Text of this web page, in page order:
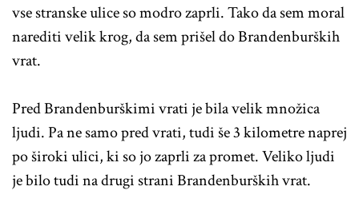
vse stranske ulice so modro zaprli. Tako da sem moral
narediti velik krog, da sem prišel do Brandenburških
vrat.
Pred Brandenburškimi vrati je bila velik množica
ljudi. Pa ne samo pred vrati, tudi še 3 kilometre naprej
po široki ulici, ki so jo zaprli za promet. Veliko ljudi
je bilo tudi na drugi strani Brandenburških vrat.